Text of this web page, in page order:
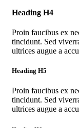
Heading H4
Proin faucibus ex
tincidunt. Sed
ultrices augue a
Heading H5
Proin faucibus ex
tincidunt. Sed
ultrices augue a